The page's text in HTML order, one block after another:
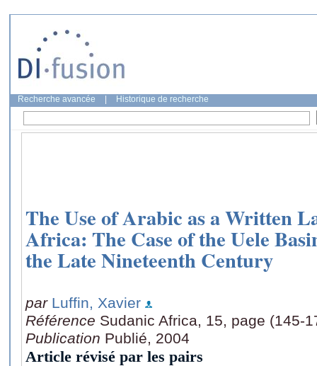
Recherche avancée Historique de recherche
The Use of Arabic as a Written
Africa: The Case of the Uele
the Late Nineteenth Century
par Luffin, Xavier
Référence Sudanic Africa, 15, page (145-
Publication Publié, 2004
Article révisé par les pairs